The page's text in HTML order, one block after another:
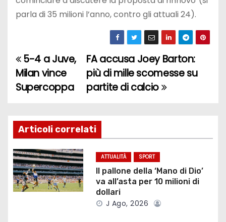
parla di 35 milioni l’anno, contro gli attuali 24).
N
a
i
g
a
z
FA accusa Joey Barton:
più di mille scomesse su
partite di calcio
5-4 a Juve,
Milan vince
Supercoppa
Articoli correlati
ATTUALITÀ SPORT
Il pallone della ‘Mano di Dio’
va all’asta per 10 milioni di
dollari
J Ago, 2026